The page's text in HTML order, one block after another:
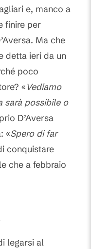
e, manco a
finire per
Ma che
detta ieri da un
poco
«Vediamo
sarà possibile o
D’Aversa
«Spero di far
conquistare
che a febbraio
legarsi al